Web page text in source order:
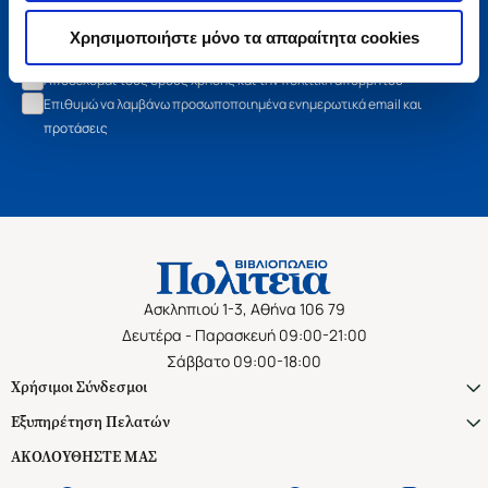
Χρησιμοποιήστε μόνο τα απαραίτητα cookies
Αποδέχομαι τους όρους χρήσης και την πολιτική απορρήτου
Επιθυμώ να λαμβάνω προσωποποιημένα ενημερωτικά email και
προτάσεις
Ασκληπιού 1-3, Αθήνα 106 79
Δευτέρα - Παρασκευή 09:00-21:00
Σάββατο 09:00-18:00
Χρήσιμοι Σύνδεσμοι
Εξυπηρέτηση Πελατών
ΑΚΟΛΟΥΘΗΣΤΕ ΜΑΣ